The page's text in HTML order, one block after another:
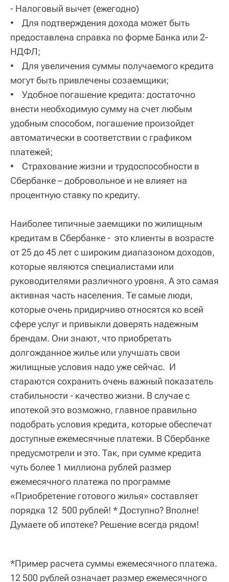
- Налоговый вычет (ежегодно)
• Для подтверждения дохода может быть
предоставлена справка по форме Банка или 2-
НДФЛ;
• Для увеличения суммы получаемого кредита
могут быть привлечены созаемщики;
• Удобное погашение кредита: достаточно
внести необходимую сумму на счет любым
удобным способом, погашение произойдет
автоматически в соответствии с графиком
платежей;
• Страхование жизни и трудоспособности в
Сбербанке – добровольное и не влияет на
процентную ставку по кредиту.
Наиболее типичные заемщики по жилищным
кредитам в Сбербанке - это клиенты в возрасте
от 25 до 45 лет с широким диапазоном доходов,
которые являются специалистами или
руководителями различного уровня. А это самая
активная часть населения. Те самые люди,
которые очень придирчиво относятся ко всей
сфере услуг и привыкли доверять надежным
брендам. Они знают, что приобретать
долгожданное жилье или улучшать свои
жилищные условия надо уже сейчас. И
стараются сохранить очень важный показатель
стабильности - качество жизни. В случае с
ипотекой это возможно, главное правильно
подобрать условия кредита, которые обеспечат
доступные ежемесячные платежи. В Сбербанке
предусмотрели и это. Так, при сумме кредита
чуть более 1 миллиона рублей размер
ежемесячного платежа по программе
«Приобретение готового жилья» составляет
порядка 12 500 рублей! * Доступно? Вполне!
Думаете об ипотеке? Решение всегда рядом!
*Пример расчета суммы ежемесячного платежа.
12 500 рублей означает размер ежемесячного